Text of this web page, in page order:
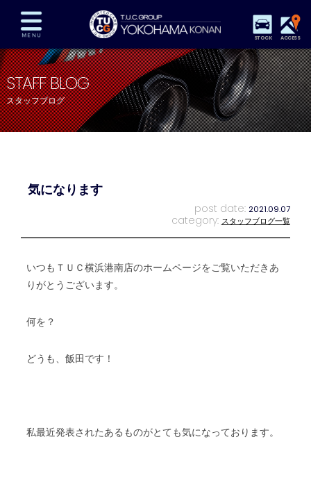
STOCK ACCESS
在庫車両情報 保証&サービス パーツリスト
TUCとは？ 店舗情報 アクセスマップ
全国納車 特別作業 注文販売
STAFF BLOG
スタッフブログ
気になります
post date: 2021.09.07
category: スタッフブログ一覧
いつもＴＵＣ横浜港南店のホームページをご覧いただきあ
りがとうございます。
何を？
どうも、飯田です！
私最近発表されたあるものがとても気になっております。